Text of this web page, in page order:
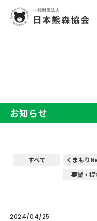
お知らせ
すべて くまもり
要望・提
2024/04/25